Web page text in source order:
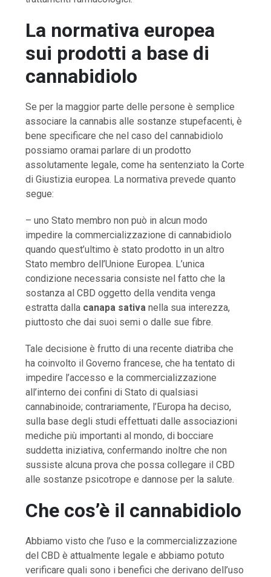
La normativa europea
sui prodotti a base di
cannabidiolo
Se per la maggior parte delle persone è semplice
associare la cannabis alle sostanze stupefacenti, è
bene specificare che nel caso del cannabidiolo
possiamo oramai parlare di un prodotto
assolutamente legale, come ha sentenziato la Corte
di Giustizia europea. La normativa prevede quanto
segue:
– uno Stato membro non può in alcun modo
impedire la commercializzazione di cannabidiolo
quando quest’ultimo è stato prodotto in un altro
Stato membro dell’Unione Europea. L’unica
condizione necessaria consiste nel fatto che la
sostanza al CBD oggetto della vendita venga
estratta dalla canapa sativa nella sua interezza,
piuttosto che dai suoi semi o dalle sue fibre.
Tale decisione è frutto di una recente diatriba che
ha coinvolto il Governo francese, che ha tentato di
impedire l’accesso e la commercializzazione
all’interno dei confini di Stato di qualsiasi
cannabinoide; contrariamente, l’Europa ha deciso,
sulla base degli studi effettuati dalle associazioni
mediche più importanti al mondo, di bocciare
suddetta iniziativa, confermando inoltre che non
sussiste alcuna prova che possa collegare il CBD
alle sostanze psicotrope e dannose per la salute.
Che cos’è il cannabidiolo
Abbiamo visto che l’uso e la commercializzazione
del CBD è attualmente legale e abbiamo potuto
verificare quali sono i benefici che derivano dell’uso